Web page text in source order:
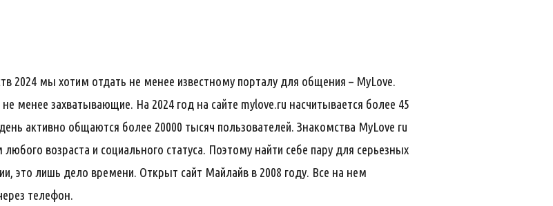
2024 мы хотим отдать не менее известному порталу для общения – MyLove.
менее захватывающие. На 2024 год на сайте mylove.ru насчитывается более 45
активно общаются более 20000 тысяч пользователей. Знакомства MyLove ru
возраста и социального статуса. Поэтому найти себе пару для серьезных
это лишь дело времени. Открыт сайт Майлайв в 2008 году. Все на нем
телефон.